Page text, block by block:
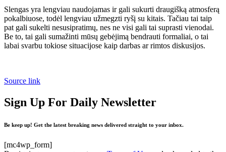
Slengas yra lengviau naudojamas ir gali sukurti draugišką atmosferą
pokalbiuose, todėl lengviau užmegzti ryšį su kitais. Tačiau tai taip
pat gali sukelti nesusipratimų, nes ne visi gali tai suprasti vienodai.
Be to, tai gali sumažinti mūsų gebėjimą bendrauti formaliai, o tai
labai svarbu tokiose situacijose kaip darbas ar rimtos diskusijos.
Source link
Sign Up For Daily Newsletter
Be keep up! Get the latest breaking news delivered straight to your inbox.
[mc4wp_form]